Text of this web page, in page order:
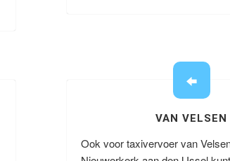
VAN VELSEN
Ook voor taxivervoer van